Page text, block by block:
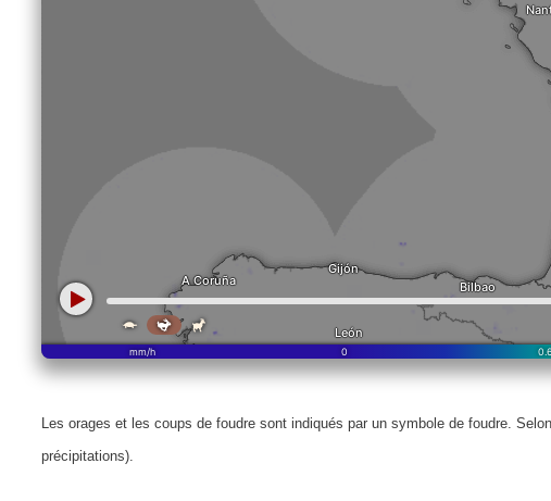
Les orages et les coups de foudre sont indiqués par un symbole de foudre.
précipitations).